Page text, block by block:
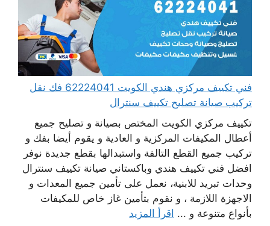
فني تكييف مركزي هندي الكويت 62224041 فك نقل
تركيب صيانة تصليح تكييف سنترال
تكييف مركزي الكويت المختص بصيانة و تصليح جميع
أعطال المكيفات المركزية و العادية و يقوم أيضا بفك و
تركيب جميع القطع التالفة واستبدالها بقطع جديدة نوفر
افضل فني تكييف هندي وباكستاني صيانة تكييف سنترال
وحدات تبريد للابنية، نعمل على تأمين جميع المعدات و
الاجهزة اللازمة ، و نقوم بتأمين غاز خاص للمكيفات
بأنواع متنوعة و ... اقرأ المزيد